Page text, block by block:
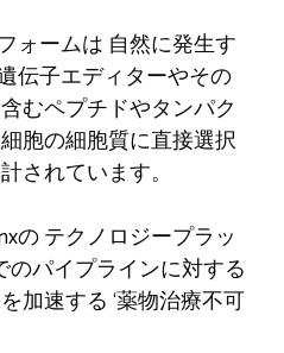
ォームは 自然に発生す
伝子エディターやその
むペプチドやタンパク
胞の細胞質に直接選択
されています。
のテクノロジープラッ
のパイプラインに対する
加速する ‘薬物治療不可